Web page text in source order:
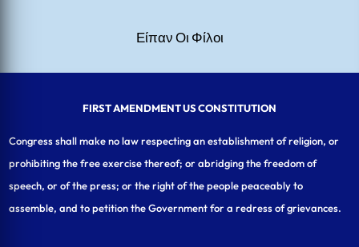
Είπαν Οι Φίλοι
FIRST AMENDMENT US CONSTITUTION
Congress shall make no law respecting an establishment of religion, or
prohibiting the free exercise thereof; or abridging the freedom of
speech, or of the press; or the right of the people peaceably to
assemble, and to petition the Government for a redress of grievances.